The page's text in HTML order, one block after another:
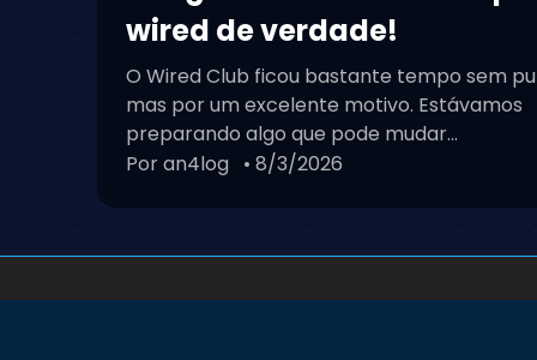
wired de verdade!
O Wired Club ficou bastante tempo sem
mas por um excelente motivo. Estávamos
preparando algo que pode mudar...
Por an4log • 8/3/2026